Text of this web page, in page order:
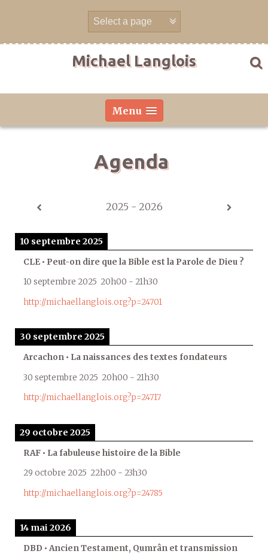
Michael Langlois
Menu
Agenda
2025 - 2026
10 septembre 2025
CLE • Peut-on dire que la Bible est la Parole de Dieu ?
10 septembre 2025 20h00 - 21h30
http://michaellanglois.org?p=24701
30 septembre 2025
Arcachon • La naissances des textes fondateurs
30 septembre 2025 20h00 - 21h30
http://michaellanglois.org?p=24717
29 octobre 2025
RAF • La fabuleuse histoire de la Bible
29 octobre 2025 22h00 - 23h30
http://michaellanglois.org?p=24785
14 mai 2026
DBD • Ancien Testament, Qumrân et transmission